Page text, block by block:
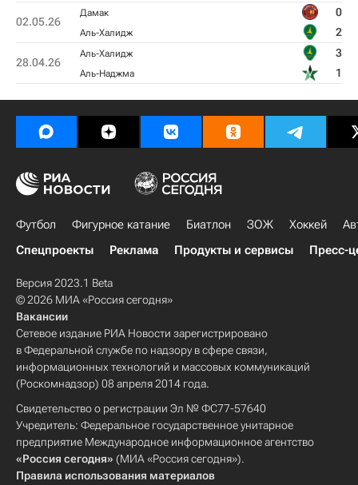
02.05.26
Дамак 0
Аль-Халидж 2
28.04.26
Аль-Халидж 3
Аль-Наджма 1
Футбол Фигурное катание Биатлон ЗОЖ Хоккей
Спецпроекты
Реклама Продукты и сервисы Пресс-
Версия 2023.1 Beta
© 2026 МИА «Россия сегодня»
Вакансии
Сетевое издание РИА Новости зарегистрировано
в Федеральной службе по надзору в сфере связи,
информационных технологий и массовых коммуникаций
(Роскомнадзор) 08 апреля 2014 года.
Свидетельство о регистрации Эл № ФС77-57640
Учредитель: Федеральное государственное унитарное
предприятие Международное информационное агентство
«Россия сегодня» (МИА «Россия сегодня»).
Правила использования материалов